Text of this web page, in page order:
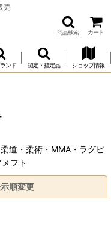
売
商品検索 カート
ンド 認定・指定品 ショップ情報
道・柔術・MMA・ラグビ
フト
順変更